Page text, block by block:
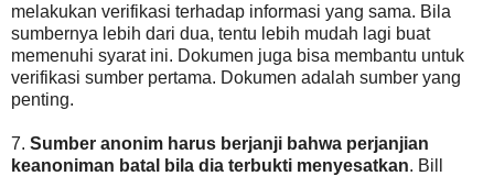
melakukan verifikasi terhadap informasi yang sama. Bila
sumbernya lebih dari dua, tentu lebih mudah lagi buat
memenuhi syarat ini. Dokumen juga bisa membantu untuk
verifikasi sumber pertama. Dokumen adalah sumber yang
penting.
7. Sumber anonim harus berjanji bahwa perjanjian
keanoniman batal bila dia terbukti menyesatkan. Bill